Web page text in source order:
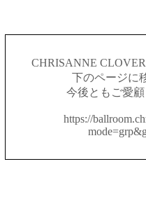
CHRISANNE
下のページに
今後ともご愛顧
https://